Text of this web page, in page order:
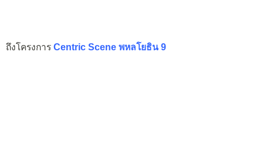
ถึงโครงการ Centric Scene พหลโยธิน 9